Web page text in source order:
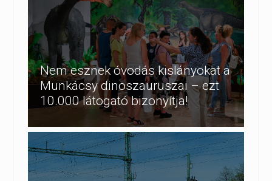
Nem esznek óvodás kislányokat a
Munkácsy dinoszauruszai – ezt
10.000 látogató bizonyítja!